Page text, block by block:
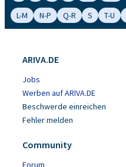
L-M
N-P Q-R S T-U
ARIVA.DE
Jobs
Werben auf ARIVA.DE
Beschwerde einreichen
Fehler melden
Community
Forum